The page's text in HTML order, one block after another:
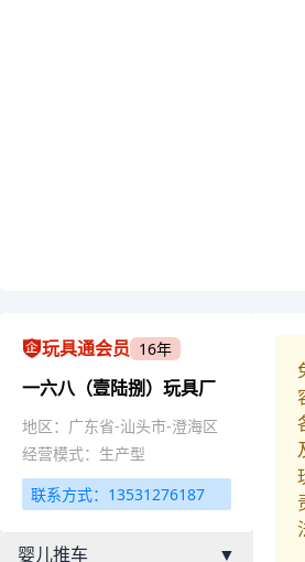
玩具通会员 16年
一六八（壹陆捌）玩具厂
地区：广东省-汕头市-澄海区
经营模式：生产型
联系方式：13531276187
婴儿推车
▼